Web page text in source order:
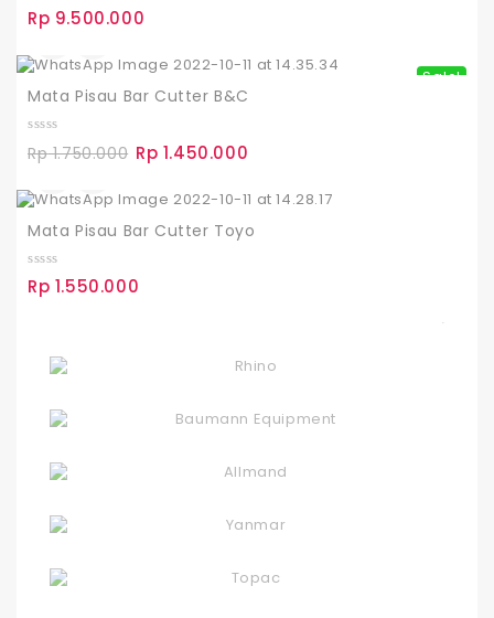
0
o
t
o
5
Rp 9.500.000
Sale!
Mata Pisau Bar Cutter B&C
0
o
t
o
5
Rp1.750.000 Harga
adalah:
Rp 1.750.000.
Rp 1.450.000
ini
adalah:
Rp 1.450.000.
Mata Pisau Bar Cutter Toyo
0
o
Rp 1.550.000